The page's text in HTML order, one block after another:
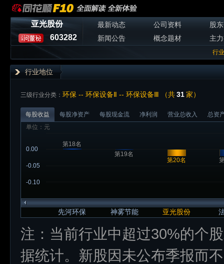
亚光股份
603282
最新动态 公司资料
股
新闻公告
概念题材 主
行
行业地位
三级行业分类： 环保 -- 环保设备Ⅱ -- 环保设备Ⅲ （共31家）
每股收益 每股净资产 每股现金流 净利润 营业总收入
总资
单位：元
先河环保 神雾节能 亚光股份
-0.10
-0.05
0.00
第18名
第19名
第20名
注：当前行业中超过30%的个
据统计。新股因未公布季报而